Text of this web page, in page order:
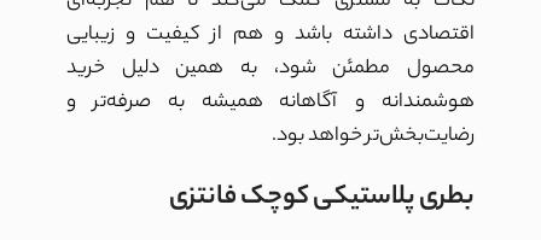
اقتصادی داشته باشد و هم از کیفیت و زیبایی
محصول مطمئن شود، به همین دلیل خرید
هوشمندانه و آگاهانه همیشه به صرفه‌تر و
رضایت‌بخش‌تر خواهد بود.
بطری پلاستیکی کوچک فانتزی